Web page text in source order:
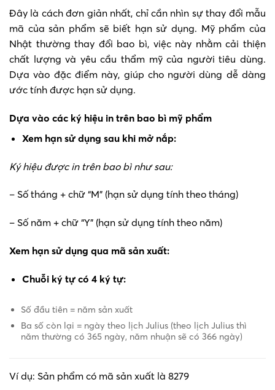
Đây là cách đơn giản nhất, chỉ cần nhìn sự thay đổi mẫu
mã của sản phẩm sẽ biết hạn sử dụng. Mỹ phẩm của
Nhật thường thay đổi bao bì, việc này nhằm cải thiện
chất lượng và yêu cầu thẩm mỹ của người tiêu dùng.
Dựa vào đặc điểm này, giúp cho người dùng dễ dàng
ước tính được hạn sử dụng.
Dựa vào các ký hiệu in trên bao bì mỹ phẩm
Xem hạn sử dụng sau khi mở nắp:
Ký hiệu được in trên bao bì như sau:
– Số tháng + chữ “M” (hạn sử dụng tính theo tháng)
– Số năm + chữ “Y” (hạn sử dụng tính theo năm)
Xem hạn sử dụng qua mã sản xuất:
Chuỗi ký tự có 4 ký tự:
Số đầu tiên = năm sản xuất
Ba số còn lại = ngày theo lịch Julius (theo lịch Julius thì
năm thường có 365 ngày, năm nhuận sẽ có 366 ngày)
Ví dụ: Sản phẩm có mã sản xuất là 8279